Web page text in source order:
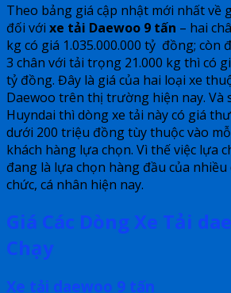
Theo bảng giá cập nhật mới nhất về
đối với xe tải Daewoo 9 tấn – hai
kg có giá 1.035.000.000 tỷ đồng; còn
3 chân với tải trọng 21.000 kg thì có
tỷ đồng. Đây là giá của hai loại xe
Daewoo trên thị trường hiện nay. Và
Huyndai thì dòng xe tải này có giá
dưới 200 triệu đồng tùy thuộc vào
khách hàng lựa chọn. Vì thế việc lựa
đang là lựa chọn hàng đầu của
chức, cá nhân hiện nay.
Giá Các Dòng Xe Tải
Chạy
Xe tải daewoo 9 tấn